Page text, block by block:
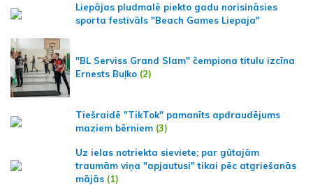
Liepājas pludmalē piekto gadu norisināsies
sporta festivāls "Beach Games Liepaja"
"BL Serviss Grand Slam" čempiona titulu izcīna
Ernests Buļko (2)
Tiešraidē "TikTok" pamanīts apdraudējums
maziem bērniem (3)
Uz ielas notriekta sieviete; par gūtajām
traumām viņa "apjautusi" tikai pēc atgriešanās
mājās (1)